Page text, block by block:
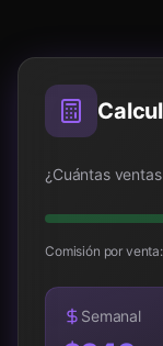
¿Cuántas
Comisión por
Semanal